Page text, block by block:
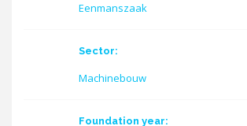
Eenmanszaak
Sector:
Machinebouw
Foundation year: